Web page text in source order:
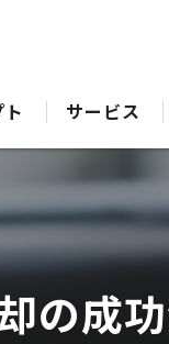
産売却･水戸不動産売
産売却･水戸不動産売
サービス
の成